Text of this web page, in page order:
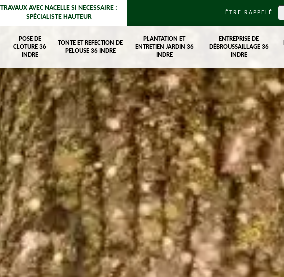
TRAVAUX AVEC NACELLE SI NECESSAIRE :
SPÉCIALISTE HAUTEUR
ÊTRE RAPPELÉ
POSE DE
CLOTURE 36
INDRE
TONTE ET REFECTION DE
PELOUSE 36 INDRE
PLANTATION ET
ENTRETIEN JARDIN 36
INDRE
ENTREPRISE DE
DÉBROUSSAILLAGE 36
INDRE